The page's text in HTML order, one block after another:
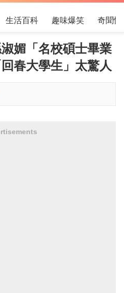
生活百科 趣味爆笑 奇聞怪
媚「名校碩士畢業
春大學生」太驚人